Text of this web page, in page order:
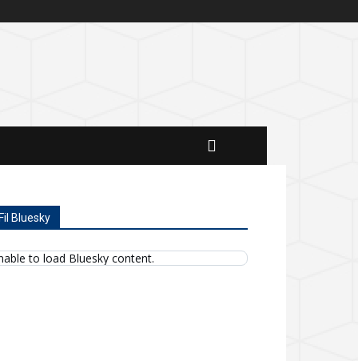
Bluesky
to load Bluesky content.